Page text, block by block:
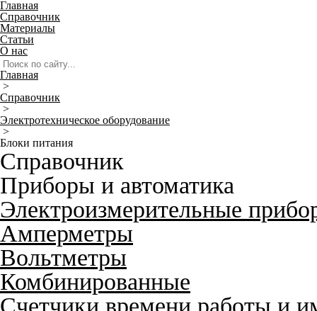
Главная
Справочник
Материалы
Статьи
О нас
Главная
>
Справочник
>
Электротехническое оборудование
>
Блоки питания
Справочник
Приборы и автоматика
Электроизмерительные
Амперметры
Вольтметры
Комбинированные
Счетчики времени работы и